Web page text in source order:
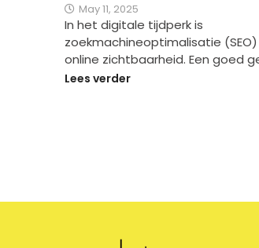
May 11, 2025
In het digitale tijdperk is
zoekmachineoptimalisatie
online zichtbaarheid. Een goed
Lees verder